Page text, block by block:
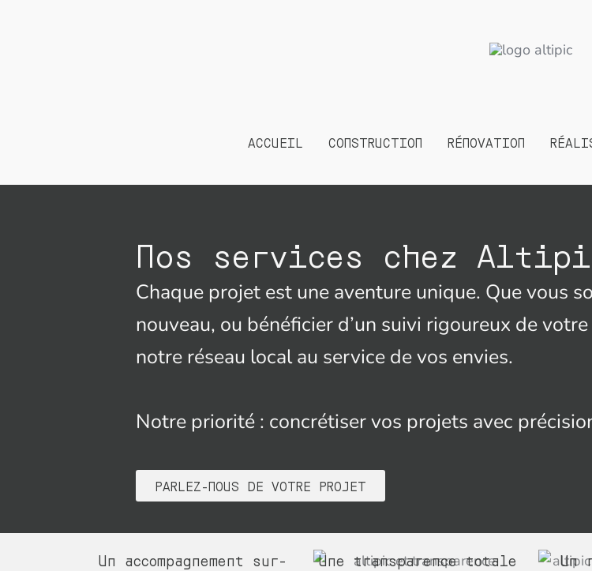
ACCUEIL CONSTRUCTION RÉNOVATION
Nos services chez
Chaque projet est une aventure unique. Que vous
nouveau, ou bénéficier d’un suivi rigoureux de
notre réseau local au service de vos envies.
Notre priorité : concrétiser vos projets avec
PARLEZ-NOUS DE VOTRE PROJET
Un accompagnement sur-
Une transparence totale
Un